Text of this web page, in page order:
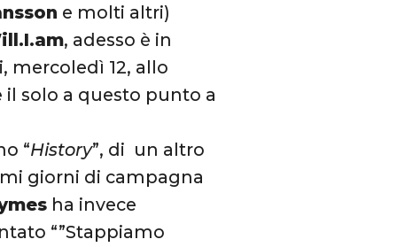
e molti altri)
, adesso è in
mercoledì 12, allo
solo a questo punto a
“History”, di un altro
giorni di campagna
ha invece
“”Stappiamo